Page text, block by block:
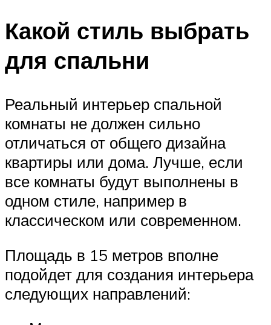
Какой стиль выбрать
для спальни
Реальный интерьер спальной
комнаты не должен сильно
отличаться от общего дизайна
квартиры или дома. Лучше, если
все комнаты будут выполнены в
одном стиле, например в
классическом или современном.
Площадь в 15 метров вполне
подойдет для создания интерьера
следующих направлений: